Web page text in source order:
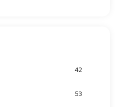
42
53